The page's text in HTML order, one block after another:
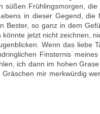
süßen Frühlingsmorgen,
in dieser Gegend,
Bester, so ganz in dem
jetzt nicht zeichnen,
Wenn das liebe
Finsternis
ich dann im hohen
mir merkwürdig